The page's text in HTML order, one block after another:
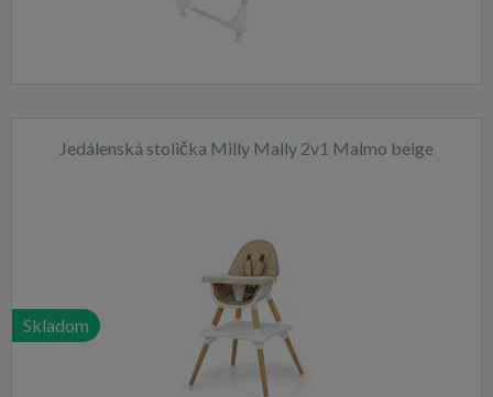
Jedálenská stolička Milly Mally 2v1 Malmo beige
Skladom